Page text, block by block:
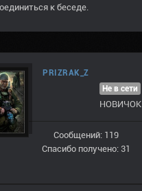
к беседе.
PRIZRAK_Z
Не в сети
НОВИЧОК
Сообщений: 119
Спасибо получено: 31